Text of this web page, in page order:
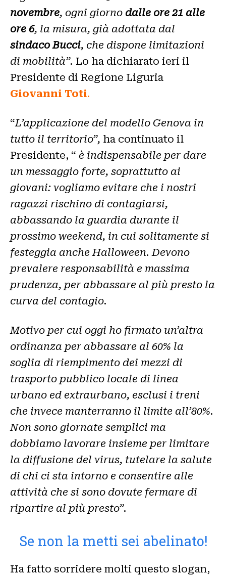
novembre, ogni giorno dalle ore 21 alle
ore 6, ‬la misura, già adottata dal
sindaco Bucci, che dispone limitazioni
di mobilità”. Lo ha dichiarato ieri il
Presidente di Regione Liguria
Giovanni Toti.
“L’applicazione del modello Genova in
tutto il territorio”, ha continuato il
Presidente, “ è indispensabile per dare
un messaggio forte, soprattutto ai
giovani: vogliamo evitare che i nostri
ragazzi rischino di contagiarsi,
abbassando la guardia durante il
prossimo weekend, in cui solitamente si
festeggia anche Halloween. Devono
prevalere responsabilità e massima
prudenza, per abbassare al più presto la
curva del contagio.
Motivo per cui oggi ho firmato un’altra
ordinanza per abbassare al 60% la
soglia di riempimento dei mezzi di
trasporto pubblico locale di linea
urbano ed extraurbano, esclusi i treni
che invece manterranno il limite all’80%.
Non sono giornate semplici ma
dobbiamo lavorare insieme per limitare
la diffusione del virus, tutelare la salute
di chi ci sta intorno e consentire alle
attività che si sono dovute fermare di
ripartire al più presto”.
Se non la metti sei abelinato!
Ha fatto sorridere molti questo slogan,